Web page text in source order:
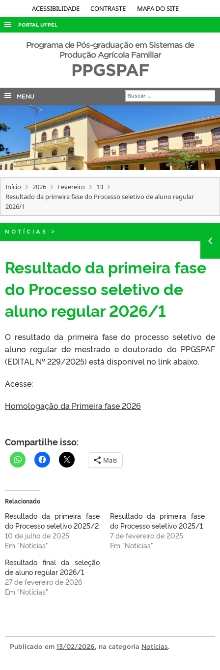
ACESSIBILIDADE CONTRASTE MAPA DO SITE
PORTAL UFPEL
ACESSO À INFORMAÇÃO
EDITAIS
INTERNACIONAL
OUVIDORIA
PORTARIAS
Programa de Pós-graduação em Sistemas de
Produção Agrícola Familiar
PPGSPAF
MENU
Início 2026 Fevereiro
13
Resultado da primeira fase do Processo seletivo de aluno regular
2026/1
NOTÍCIAS >
Resultado da primeira fase
do Processo seletivo de
aluno regular 2026/1
O resultado da primeira fase do processo seletivo de
aluno regular de mestrado e doutorado do PPGSPAF
(EDITAL Nº 229/2025) está disponível no link abaixo.
Acesse:
Homologação da Primeira fase 2026
Compartilhe isso:
Mais
Relacionado
Resultado da primeira fase
do Processo seletivo 2025/2
10 de julho de 2025
Em "Notícias"
Resultado da primeira fase
do Processo seletivo 2025/1
7 de fevereiro de 2025
Em "Notícias"
Resultado final da seleção
de aluno regular 2026/1
27 de fevereiro de 2026
Em "Notícias"
Publicado em 13/02/2026, na categoria Notícias.